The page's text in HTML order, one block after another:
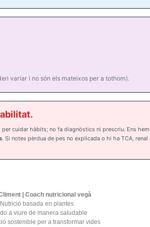
variar i no són els mateixos per a tothom).
cuidar hàbits; no fa diagnòstics ni prescriu. Ens
. Si notes pèrdua de pes no explicada o hi ha TCA, renal
| Coach nutricional vegà
Nutrició basada en plantes
a viure de manera saludable
sostenible per a transformar vides